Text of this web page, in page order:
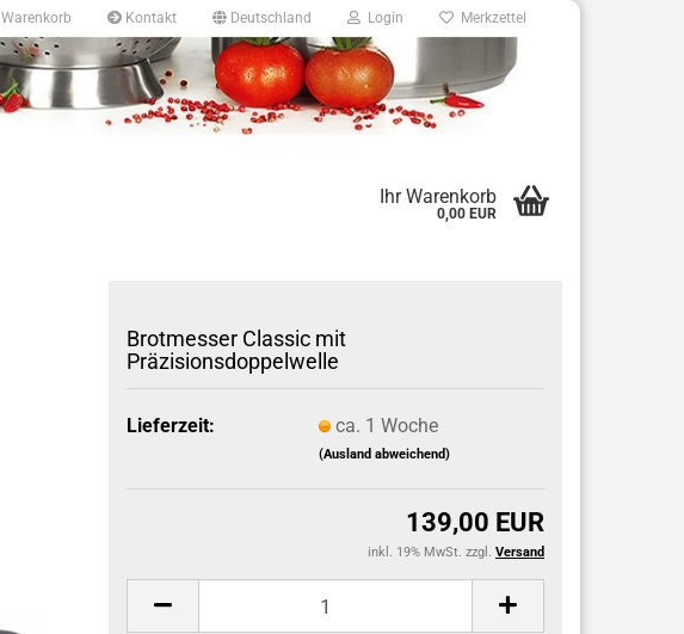
Warenkorb Kontakt Deutschland Login Merkzettel
Ihr Warenkorb
0,00 EUR
Brotmesser Classic mit
Präzisionsdoppelwelle
Lieferzeit: ca. 1 Woche
(Ausland abweichend)
139,00 EUR
inkl. 19% MwSt. zzgl. Versand